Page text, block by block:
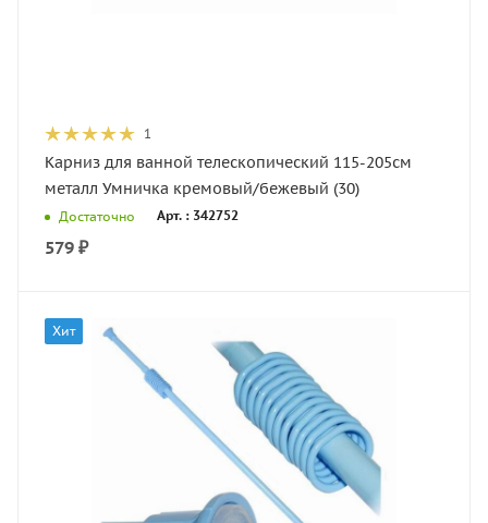
1
Карниз для ванной телескопический 115-205см
металл Умничка кремовый/бежевый (30)
Достаточно Арт. : 342752
579 ₽
Хит